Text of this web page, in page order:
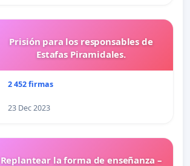
Prisión para los responsables de
Estafas Piramidales.
2 452 firmas
23 Dec 2023
Replantear la forma de enseñanza –